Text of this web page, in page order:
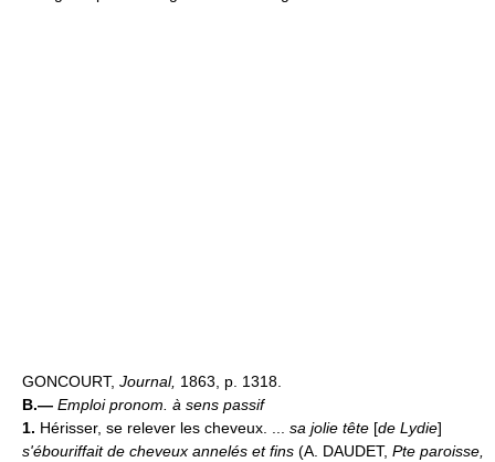
GONCOURT, Journal, 1863, p. 1318.
B.— Emploi pronom. à sens passif
1. Hérisser, se relever les cheveux. ... sa jolie tête [de Lydie]
s'ébouriffait de cheveux annelés et fins (A. DAUDET, Pte paroisse,